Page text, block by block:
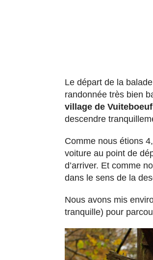
Le départ de la
randonnée très bien
village de Vuiteboeuf
descendre
Comme nous étions
voiture au point de
d’arriver. Et comme
dans le sens de la
Nous avons mis
tranquille) pour